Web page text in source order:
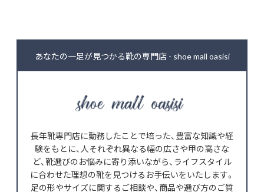
あなたの一足が見つかる靴の専門店 - shoe mall oasisi
長年靴専門店に勤務したことで培った、豊富な知識や経
験をもとに、人それぞれ異なる幅の広さや甲の高さな
ど、靴選びのお悩みに寄り添いながら、ライフスタイル
に合わせた理想の靴を見つけるお手伝いをいたします。
足の形やサイズに関するご相談や、商品や選び方のご質